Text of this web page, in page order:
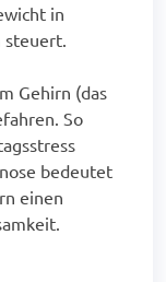
in
steuert.
Gehirn (das
So
bedeutet
einen